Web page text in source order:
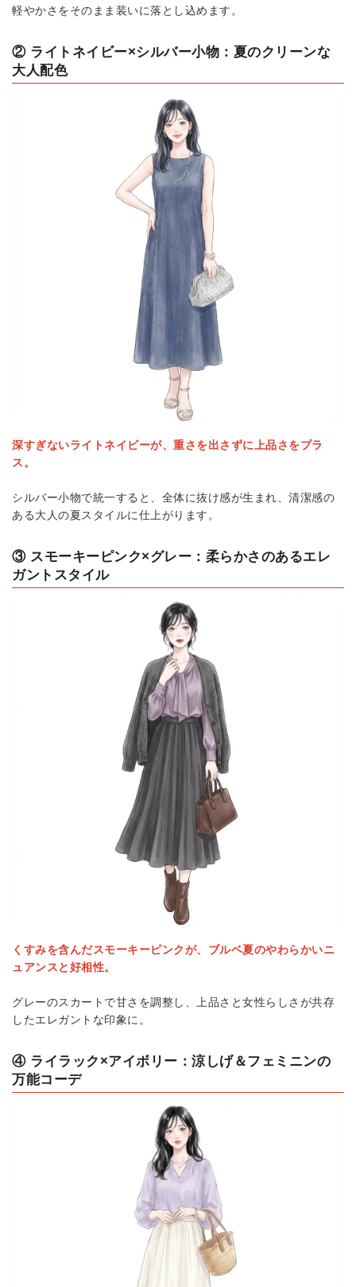
軽やかさをそのまま装いに落とし込めます。
② ライトネイビー×シルバー小物：夏のクリーンな
大人配色
深すぎないライトネイビーが、重さを出さずに上品さをプラ
ス。
シルバー小物で統一すると、全体に抜け感が生まれ、清潔感の
ある大人の夏スタイルに仕上がります。
③ スモーキーピンク×グレー：柔らかさのあるエレ
ガントスタイル
くすみを含んだスモーキーピンクが、ブルベ夏のやわらかいニ
ュアンスと好相性。
グレーのスカートで甘さを調整し、上品さと女性らしさが共存
したエレガントな印象に。
④ ライラック×アイボリー：涼しげ＆フェミニンの
万能コーデ